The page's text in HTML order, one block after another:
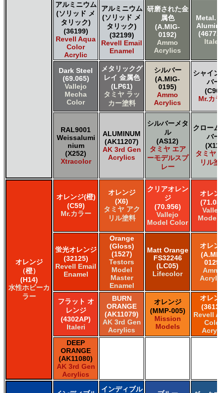
アルミニウム
(ソリッド メ
タリック)
(36199)
Revell Aqua
Color
Acrylic
アルミニウム
(ソリッド メ
タリック)
(32199)
Revell Email
Enamel
研磨された金
属色
(A.MIG-
0192)
Ammo
Acrylics
Metal.
Dark Steel
(69.065)
Vallejo
Mecha
Color
メタリックグ
レイ 金属色
(LP61)
タミヤ ラッ
カー塗料
シルバー
(A.MIG-
0195)
Ammo
Acrylics
シャイ
バー
Mr.カ
RAL9001
Weissalumi
nium
(X252)
Xtracolor
ALUMINUM
(AK11207)
AK 3rd Gen
Acrylics
シルバーメタ
ル
(AS12)
タミヤ エア
ーモデルスプ
レー
クロー
バー
タミヤ
リル
オレンジ
（橙）
(H14)
水性ホビーカ
ラー
オレンジ(橙)
(C59)
Mr.カラー
オレンジ
(X6)
タミヤ アク
リル塗料
クリアオレン
ジ
(70.956)
Vallejo
Model Color
オレ
Model
蛍光オレンジ
(32125)
Revell Email
Enamel
Orange
(Gloss)
(1527)
Testors
Model
Master
Enamel
Matt Orange
FS32246
(LC05)
Lifecolor
オレ
フラット オ
レンジ
(4302AP)
Italeri
BURN
ORANGE
(AK11079)
AK 3rd Gen
Acrylics
オレンジ
(MMP-005)
Mission
Models
オレ
Revell
DEEP
ORANGE
(AK11080)
AK 3rd Gen
Acrylics
インディブル